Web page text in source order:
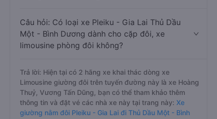
Câu hỏi: Có loại xe Pleiku - Gia Lai Thủ Dầu
Một - Bình Dương dành cho cặp đôi, xe
limousine phòng đôi không?
Trả lời: Hiện tại có 2 hãng xe khai thác dòng xe
Limousine giường đôi trên tuyến đường này là xe Hoàng
Thuỷ, Vương Tấn Dũng, bạn có thể tham khảo thêm
thông tin và đặt vé các nhà xe này tại trang này: Xe
giường nằm đôi Pleiku - Gia Lai đi Thủ Dầu Một - Bình